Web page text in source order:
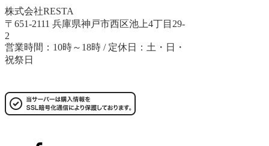
株式会社RESTA
〒651-2111 兵庫県神戸市西区池上4丁目29-
2
営業時間：10時～18時 / 定休日：土・日・
祝祭日